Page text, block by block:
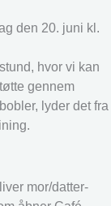
den 20. juni kl.
hvor vi kan
gennem
lyder det fra
mor/datter-